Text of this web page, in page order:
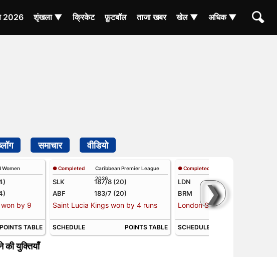
2026 शृंखला ▼ क्रिकेट फ़ुटबॉल ताजा खबर खेल ▼ अधिक ▼
समाचार वीडियो
❯
Women
by 9
POINTS TABLE
● Completed
Caribbean Premier League
2026
SLK
187/8 (20)
ABF
183/7 (20)
Saint Lucia Kings won by 4 runs
SCHEDULE POINTS TABLE
● Completed
LDN
166/3 (13.4)
BRM
162/4 (16.4)
London Spirit won by 7 wkts
SCHEDULE
की युक्तियाँ